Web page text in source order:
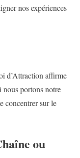
nos expériences
d’Attraction affirme
nous portons notre
concentrer sur le
ou